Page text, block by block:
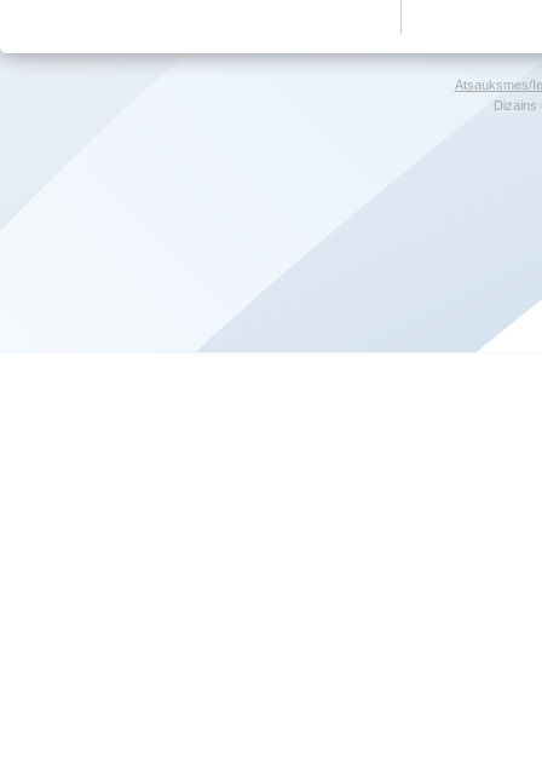
Atsauksmes/
Dizains